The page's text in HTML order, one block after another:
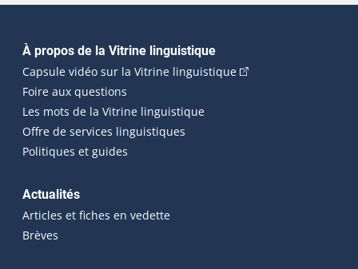
Navigation principale
À propos de la Vitrine linguistique
Capsule vidéo sur la Vitrine linguistique(Cet hyperlien
Foire aux questions
Les mots de la Vitrine linguistique
Offre de services linguistiques
Politiques et guides
Actualités
Articles et fiches en vedette
Brèves